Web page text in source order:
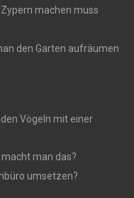
machen muss
den Garten aufräumen
Vögeln mit einer
man das?
umsetzen?